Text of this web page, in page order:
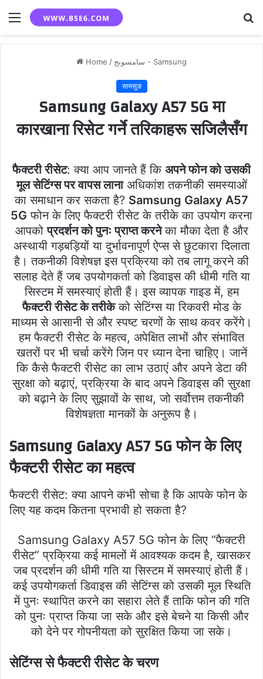
Menu
Home / سامسونج - Samsung
सामसुङ
Samsung Galaxy A57 5G मा
कारखाना रिसेट गर्ने तरिकाहरू सजिलैसँग
फैक्टरी रीसेट: क्या आप जानते हैं कि अपने फोन को उसकी
मूल सेटिंग्स पर वापस लानाअधिकांश तकनीकी समस्याओं
का समाधान कर सकता है? Samsung Galaxy A57
5G फोन के लिए फैक्टरी रीसेट के तरीके का उपयोग करना
आपकोप्रदर्शन को पुनः प्राप्त करनेका मौका देता है और
अस्थायी गड़बड़ियों या दुर्भावनापूर्ण ऐप्स से छुटकारा दिलाता
है। तकनीकी विशेषज्ञ इस प्रक्रिया को तब लागू करने की
सलाह देते हैं जब उपयोगकर्ता को डिवाइस की धीमी गति या
सिस्टम में समस्याएं होती हैं। इस व्यापक गाइड में, हम
फैक्टरी रीसेट के तरीकेको सेटिंग्स या रिकवरी मोड के
माध्यम से आसानी से और स्पष्ट चरणों के साथ कवर करेंगे।
हम फैक्टरी रीसेट के महत्व, अपेक्षित लाभों और संभावित
खतरों पर भी चर्चा करेंगे जिन पर ध्यान देना चाहिए। जानें
कि कैसे फैक्टरी रीसेट का लाभ उठाएं और अपने डेटा की
सुरक्षा को बढ़ाएं, प्रक्रिया के बाद अपने डिवाइस की सुरक्षा
को बढ़ाने के लिए सुझावों के साथ, जो सर्वोत्तम तकनीकी
विशेषज्ञता मानकों के अनुरूप है।
Samsung Galaxy A57 5G फोन के लिए
फैक्टरी रीसेट का महत्व
फैक्टरी रीसेट: क्या आपने कभी सोचा है कि आपके फोन के
लिए यह कदम कितना प्रभावी हो सकता है?
Samsung Galaxy A57 5G फोन के लिए “फैक्टरी
रीसेट” प्रक्रिया कई मामलों में आवश्यक कदम है, खासकर
जब प्रदर्शन की धीमी गति या सिस्टम में समस्याएं होती हैं।
कई उपयोगकर्ता डिवाइस की सेटिंग्स को उसकी मूल स्थिति
में पुनः स्थापित करने का सहारा लेते हैं ताकि फोन की गति
को पुनः प्राप्त किया जा सके और इसे बेचने या किसी और
को देने पर गोपनीयता को सुरक्षित किया जा सके।
सेटिंग्स से फैक्टरी रीसेट के चरण